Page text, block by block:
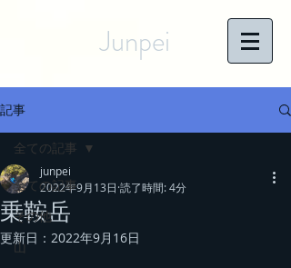
Junpei
記事
全ての記事
その他
山
全ての記事
乗鞍岳
junpei
2022年9月13日 読了時間: 4分
更新日： 2022年9月16日